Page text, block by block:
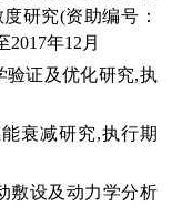
研究(资助编号：
2017年12 月
验证及优化研究,执
衰减研究,执行期
敷设及动力学分析